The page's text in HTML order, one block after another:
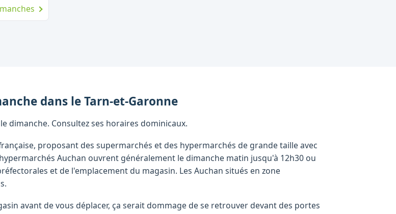
dans leTarn-et-Garonne
dimanche. Consultez ses horaires dominicaux.
proposant des supermarchés et des hypermarchés de grande taille avec
Auchan ouvrent généralement le dimanche matin jusqu'à 12h30 ou
et de l'emplacement du magasin. Les Auchan situés en zone
avant de vous déplacer, ça serait dommage de se retrouver devant des portes